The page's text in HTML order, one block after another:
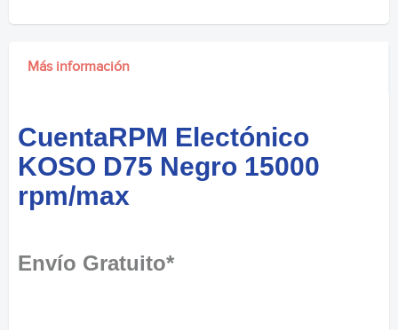
Más información
CuentaRPM Electónico
KOSO D75 Negro 15000
rpm/max
Envío Gratuito*